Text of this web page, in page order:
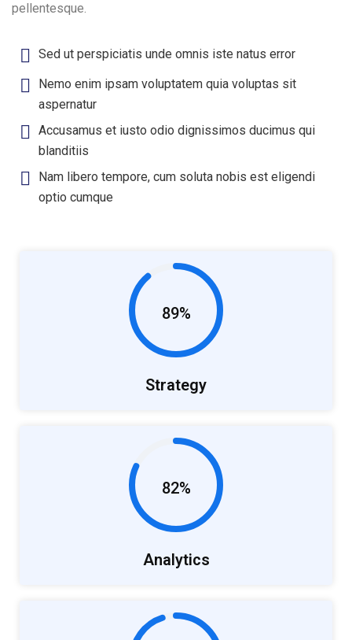
pellentesque.
Sed ut perspiciatis unde omnis iste natus error
Nemo enim ipsam voluptatem quia voluptas sit
aspernatur
Accusamus et iusto odio dignissimos ducimus qui
blanditiis
Nam libero tempore, cum soluta nobis est eligendi
optio cumque
89%
Strategy
82%
Analytics